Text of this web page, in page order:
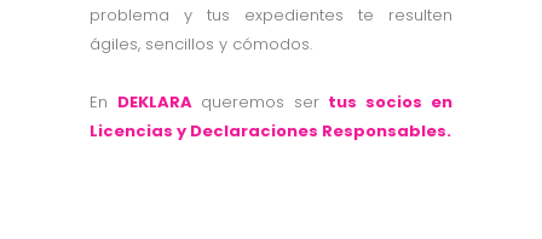
problema y tus expedientes te resulten
ágiles, sencillos y cómodos.
En DEKLARA queremos ser tus socios en
Licencias y Declaraciones Responsables.